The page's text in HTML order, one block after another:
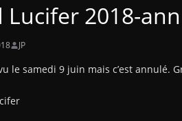
Lucifer 2018-
JP
le samedi 9 juin mais c’est annulé.